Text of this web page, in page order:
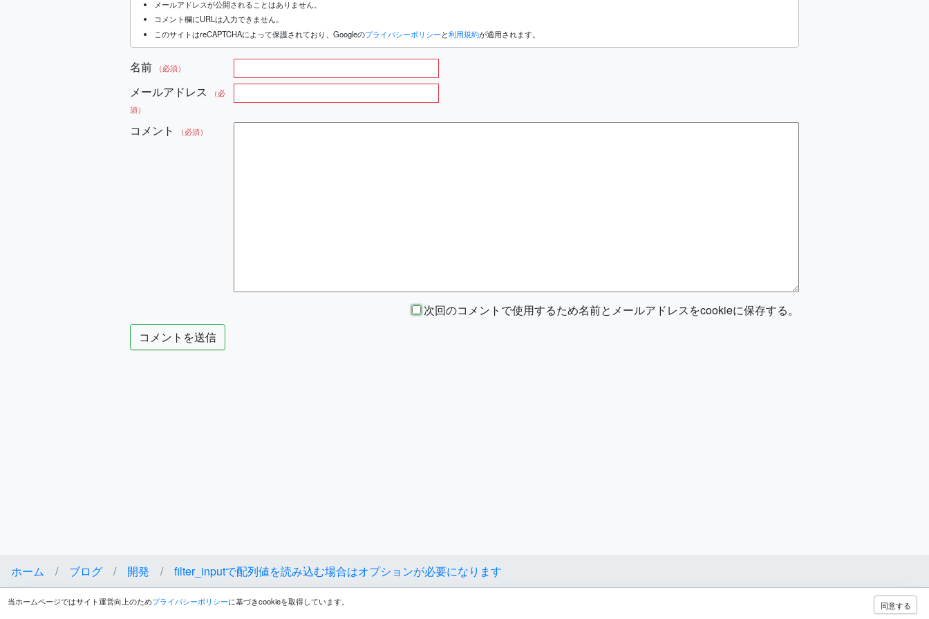
メールアドレスが公開されることはありません。
コメント欄にURLは入力できません。
このサイトはreCAPTCHAによって保護されており、Googleのプライバシーポリシーと利用規約が適用されます。
名前 （必須）
メールアドレス
（必
須）
コメント （必須）
次回のコメントで使用するため名前とメールアドレスをcookieに保存する。
ホーム ブログ 開発 filter_inputで配列値を読み込む場合はオプションが必要になります
当ホームページではサイト運営向上のためプライバシーポリシーに基づきcookieを取得しています。 同意する